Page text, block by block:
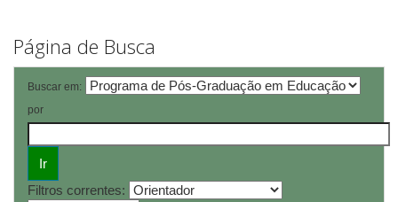
Página de Busca
Buscar em:
por
Filtros correntes: